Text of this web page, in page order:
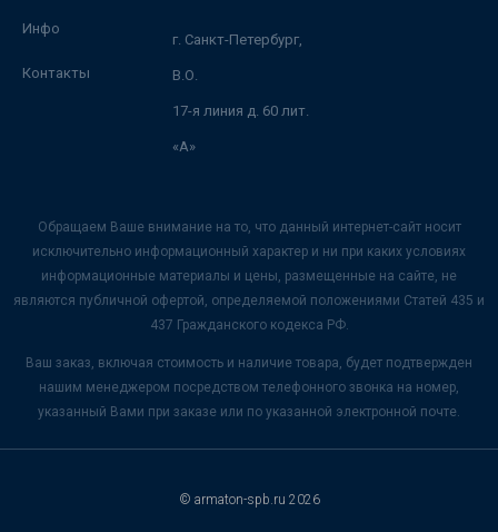
Инфо
Контакты
г. Санкт-Петербург,
В.О.
17-я линия д. 60 лит.
«А»
Обращаем Ваше внимание на то, что данный интернет-сайт носит
исключительно информационный характер и ни при каких условиях
информационные материалы и цены, размещенные на сайте, не
являются публичной офертой, определяемой положениями Статей 435 и
437 Гражданского кодекса РФ.
Ваш заказ, включая стоимость и наличие товара, будет подтвержден
нашим менеджером посредством телефонного звонка на номер,
указанный Вами при заказе или по указанной электронной почте.
© armaton-spb.ru 2026